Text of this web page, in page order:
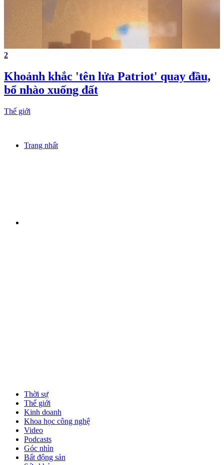
2
Khoảnh khắc 'tên lửa Patriot' quay đầu,
bổ nhào xuống đất
Thế giới
Trang nhất
Thời sự
Thế giới
Kinh doanh
Khoa học công nghệ
Video
Podcasts
Góc nhìn
Bất động sản